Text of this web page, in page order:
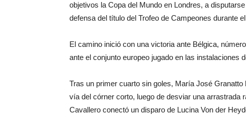
objetivos la Copa del Mundo en Londres, a
defensa del título del Trofeo de Campeones durante
El camino inició con una victoria ante Bélgica,
ante el conjunto europeo jugado en las instalaciones
Tras un primer cuarto sin goles, María José
vía del córner corto, luego de desviar una arrastrada
Cavallero conectó un disparo de Lucina Von der